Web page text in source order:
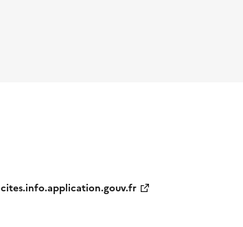
cites.info.application.gouv.fr